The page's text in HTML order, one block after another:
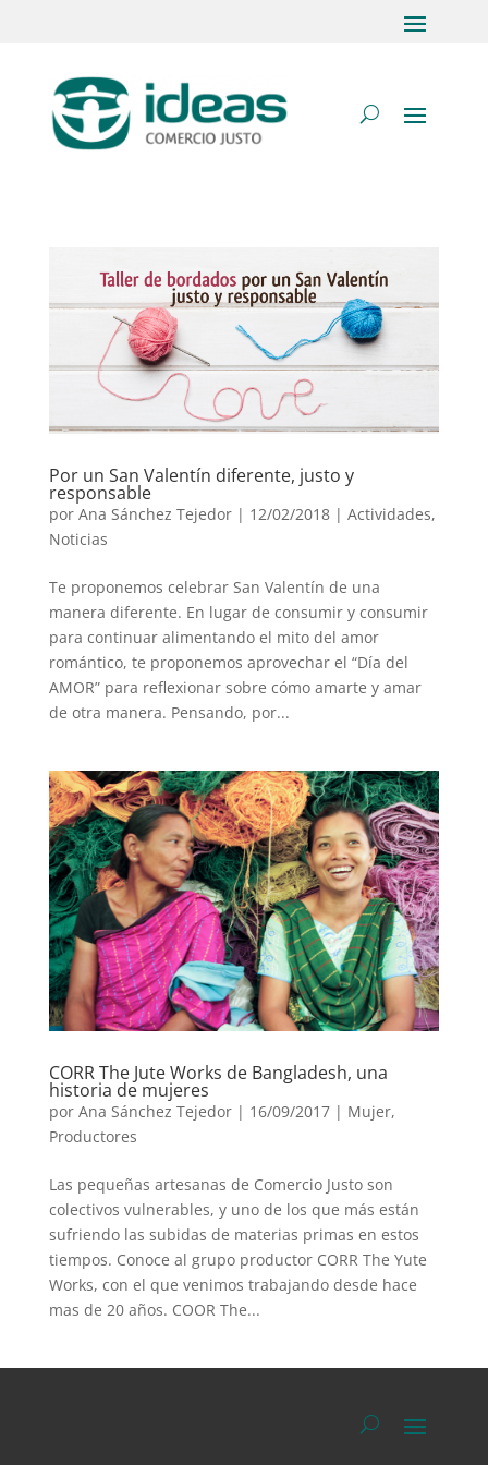
Por un San Valentín diferente, justo y
responsable
por Ana Sánchez Tejedor| 12/02/2018 | Actividades,
Noticias
Te proponemos celebrar San Valentín de una
manera diferente. En lugar de consumir y consumir
para continuar alimentando el mito del amor
romántico, te proponemos aprovechar el “Día del
AMOR” para reflexionar sobre cómo amarte y amar
de otra manera. Pensando, por...
CORR The Jute Works de Bangladesh, una
historia de mujeres
por Ana Sánchez Tejedor| 16/09/2017 | Mujer,
Productores
Las pequeñas artesanas de Comercio Justo son
colectivos vulnerables, y uno de los que más están
sufriendo las subidas de materias primas en estos
tiempos. Conoce al grupo productor CORR The Yute
Works, con el que venimos trabajando desde hace
mas de 20 años. COOR The...